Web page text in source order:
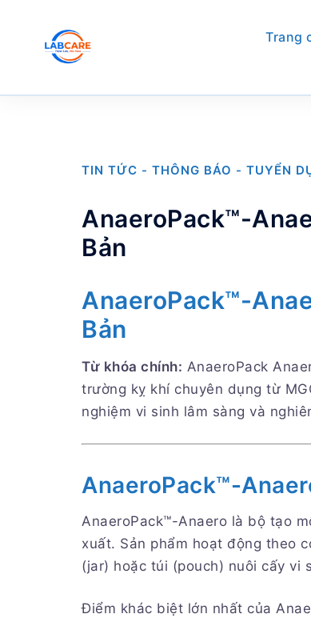
content
Trang
TIN TỨC - THÔNG BÁO - TUYỂN
AnaeroPack™-
Bản
AnaeroPack™-
Bản
Từ khóa chính: AnaeroPack
trường kỵ khí chuyên dụng từ
nghiệm vi sinh lâm sàng và
AnaeroPack™-
AnaeroPack™-Anaero là bộ tạo
xuất. Sản phẩm hoạt động theo
(jar) hoặc túi (pouch) nuôi cấy vi
Điểm khác biệt lớn nhất của